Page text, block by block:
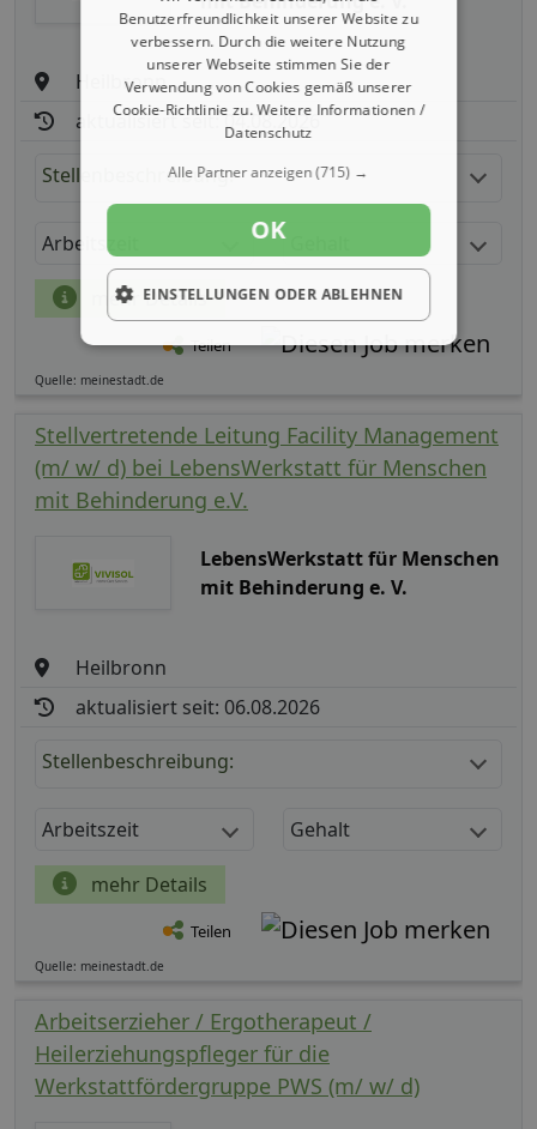
Heilbronn
aktualisiert seit: 04.08.2026
Stellenbeschreibung:
Arbeitszeit
mehr Details
Teilen
Quelle: meinestadt.de
Stellvertretende Leitung Facility Management
(m/ w/ d) bei LebensWerkstatt für Menschen
mit Behinderung e.V.
LebensWerkstatt für Menschen
mit Behinderung e. V.
Heilbronn
aktualisiert seit: 06.08.2026
Stellenbeschreibung:
Arbeitszeit Gehalt
mehr Details
Teilen
Quelle: meinestadt.de
Arbeitserzieher / Ergotherapeut /
Heilerziehungspfleger für die
Werkstattfördergruppe PWS (m/ w/ d)
Benutzerfreundlichkeit unserer Website zu
verbessern. Durch die weitere Nutzung
unserer Webseite stimmen Sie der
Verwendung von Cookies gemäß unserer
Cookie-Richtlinie zu.Weitere Informationen /
Datenschutz
Alle Partner anzeigen(715) →
OK
EINSTELLUNGEN ODER ABLEHNEN